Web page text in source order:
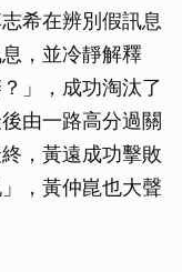
希在辨別假訊息
，並冷靜解釋
」，成功淘汰了
由一路高分過關
，黃遠成功擊敗
，黃仲崑也大聲